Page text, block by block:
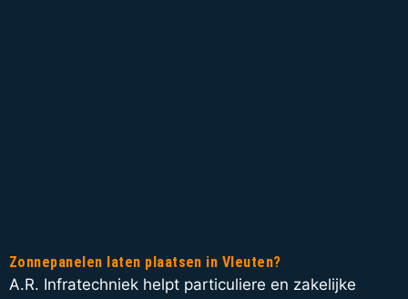
Zonnepanelen laten plaatsen in Vleuten?
A.R. Infratechniek helpt particuliere en zakelijke